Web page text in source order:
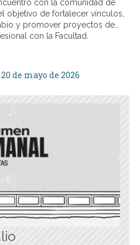
con la comunidad de
objetivo de fortalecer vínculos,
y promover proyectos de
con la Facultad.
20 de mayo de 2026